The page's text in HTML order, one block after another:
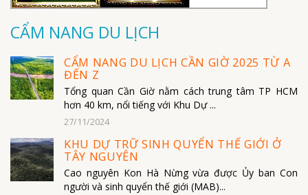
CẨM NANG DU LỊCH
CẨM NANG DU LỊCH CẦN GIỜ 2025 TỪ A
ĐẾN Z
Tổng quan Cần Giờ nằm cách trung tâm TP HCM
hơn 40 km, nổi tiếng với Khu Dự ...
27/11/2024
KHU DỰ TRỮ SINH QUYỂN THẾ GIỚI Ở
TÂY NGUYÊN
Cao nguyên Kon Hà Nừng vừa được Ủy ban Con
người và sinh quyển thế giới (MAB)...